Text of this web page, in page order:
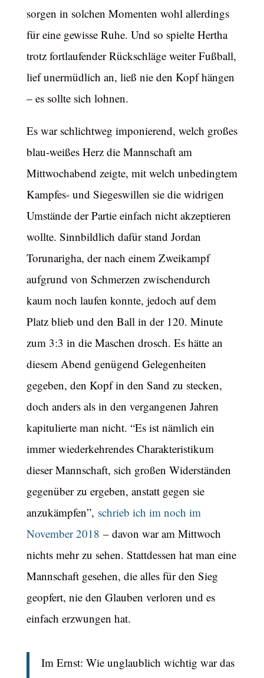
sorgen in solchen Momenten wohl allerdings
für eine gewisse Ruhe. Und so spielte Hertha
trotz fortlaufender Rückschläge weiter Fußball,
lief unermüdlich an, ließ nie den Kopf hängen
– es sollte sich lohnen.
Es war schlichtweg imponierend, welch großes
blau-weißes Herz die Mannschaft am
Mittwochabend zeigte, mit welch unbedingtem
Kampfes- und Siegeswillen sie die widrigen
Umstände der Partie einfach nicht akzeptieren
wollte. Sinnbildlich dafür stand Jordan
Torunarigha, der nach einem Zweikampf
aufgrund von Schmerzen zwischendurch
kaum noch laufen konnte, jedoch auf dem
Platz blieb und den Ball in der 120. Minute
zum 3:3 in die Maschen drosch. Es hätte an
diesem Abend genügend Gelegenheiten
gegeben, den Kopf in den Sand zu stecken,
doch anders als in den vergangenen Jahren
kapitulierte man nicht. “Es ist nämlich ein
immer wiederkehrendes Charakteristikum
dieser Mannschaft, sich großen Widerständen
gegenüber zu ergeben, anstatt gegen sie
anzukämpfen”, schrieb ich im noch im
November 2018 – davon war am Mittwoch
nichts mehr zu sehen. Stattdessen hat man eine
Mannschaft gesehen, die alles für den Sieg
geopfert, nie den Glauben verloren und es
einfach erzwungen hat.
Im Ernst: Wie unglaublich wichtig war das